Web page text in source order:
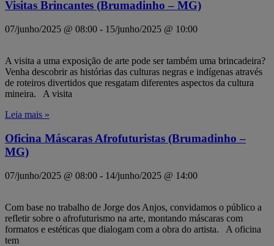
Visitas Brincantes (Brumadinho – MG)
07/junho/2025 @ 08:00 - 15/junho/2025 @ 10:00
A visita a uma exposição de arte pode ser também uma brincadeira?
Venha descobrir as histórias das culturas negras e indígenas através
de roteiros divertidos que resgatam diferentes aspectos da cultura
mineira. A visita
Leia mais »
Oficina Máscaras Afrofuturistas (Brumadinho –
MG)
07/junho/2025 @ 08:00 - 14/junho/2025 @ 14:00
Com base no trabalho de Jorge dos Anjos, convidamos o público a
refletir sobre o afrofuturismo na arte, montando máscaras com
formatos e estéticas que dialogam com a obra do artista. A oficina
tem